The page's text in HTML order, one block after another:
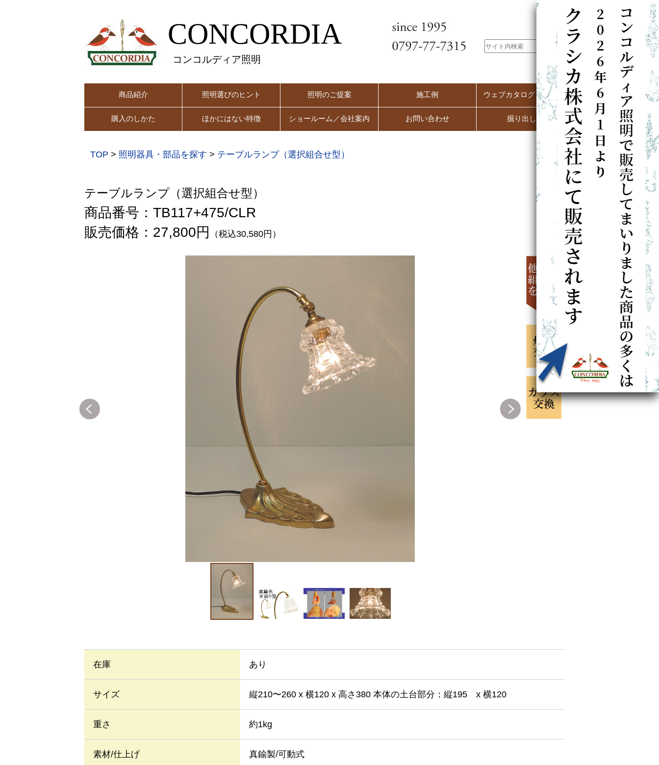
CONCORDIA
コンコルディア照明
商品紹介 照明選びのヒント 照明のご提案 施工例 ウェブカタログ（PC用）
購入のしかた ほかにはない特徴 ショールーム／会社案内 お問い合わせ 掘り出し市
TOP > 照明器具・部品を探す > テーブルランプ（選択組合せ型）
テーブルランプ（選択組合せ型）
商品番号：TB117+475/CLR
販売価格：27,800円
（税込30,580円）
在庫 あり
サイズ 縦210〜260 x 横120 x 高さ380 本体の土台部分：縦195 x 横120
重さ 約1kg
素材/仕上げ 真鍮製/可動式